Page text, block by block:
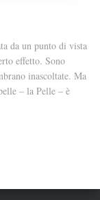
da un punto di vista
effetto. Sono
inascoltate. Ma
– la Pelle – è